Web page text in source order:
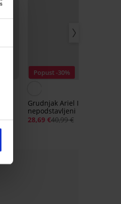
Popust -30%
Grudnjak Ariel II
nepodstavljeni
28,69 €40,99 €